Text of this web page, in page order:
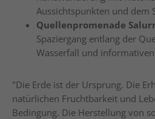
Aussichtspunkten und dem
Quellenpromenade
Spaziergang entlang der
Wasserfall und
"Die Erde ist der Ursprung. Die
natürlichen Fruchtbarkeit und
Bedingung. Die Herstellung von